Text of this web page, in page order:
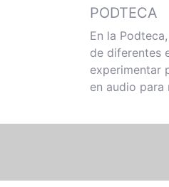
PODTECA
En la
de diferentes
experimentar
en audio para